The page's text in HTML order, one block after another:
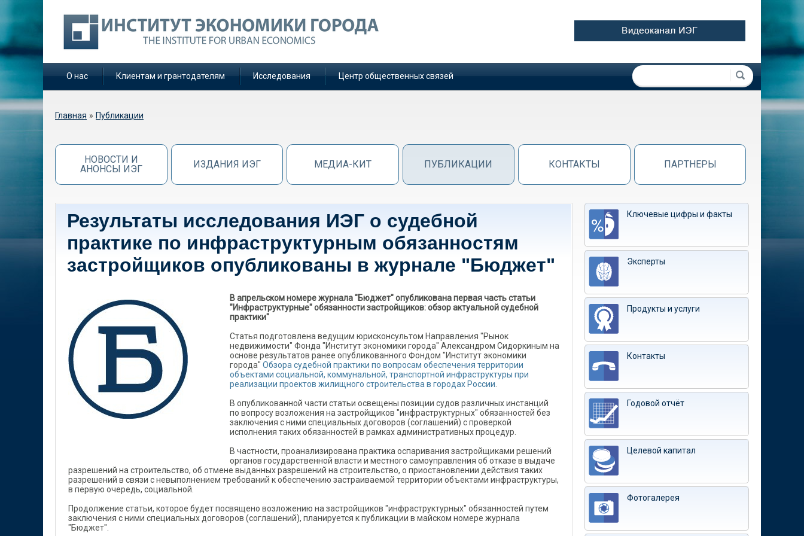
О нас Клиентам и грантодателям Исследования Центр общественных связей Форма поиска
Поиск
Вы здесь
Главная » Публикации
НОВОСТИ И
АНОНСЫ ИЭГ
ИЗДАНИЯ ИЭГ МЕДИА-КИТ ПУБЛИКАЦИИ КОНТАКТЫ ПАРТНЕРЫ
Результаты исследования ИЭГ о судебной
практике по инфраструктурным обязанностям
застройщиков опубликованы в журнале "Бюджет"
В апрельском номере журнала "Бюджет" опубликована первая часть статьи
"Инфраструктурные" обязанности застройщиков: обзор актуальной судебной
практики"
Статья подготовлена ведущим юрисконсультом Направления "Рынок
недвижимости" Фонда "Институт экономики города" Александром Сидоркиным на
основе результатов ранее опубликованного Фондом "Институт экономики
города" Обзора судебной практики по вопросам обеспечения территории
объектами социальной, коммунальной, транспортной инфраструктуры при
реализации проектов жилищного строительства в городах России
В опубликованной части статьи освещены позиции судов различных инстанций
по вопросу возложения на застройщиков "инфраструктурных" обязанностей без
заключения с ними специальных договоров (соглашений) с проверкой
исполнения таких обязанностей в рамках административных процедур.
В частности, проанализирована практика оспаривания застройщиками решений
органов государственной власти и местного самоуправления об отказе в выдаче
разрешений на строительство, об отмене выданных разрешений на строительство, о приостановлении действия таких
разрешений в связи с невыполнением требований к обеспечению застраиваемой территории объектами инфраструктуры,
в первую очередь, социальной.
Продолжение статьи, которое будет посвящено возложению на застройщиков "инфраструктурных" обязанностей путем
заключения с ними специальных договоров (соглашений), планируется к публикации в майском номере журнала
"Бюджет".
Ключевые цифры и факты
Эксперты
Продукты и услуги
Контакты
Годовой отчёт
Целевой капитал
Фотогалерея